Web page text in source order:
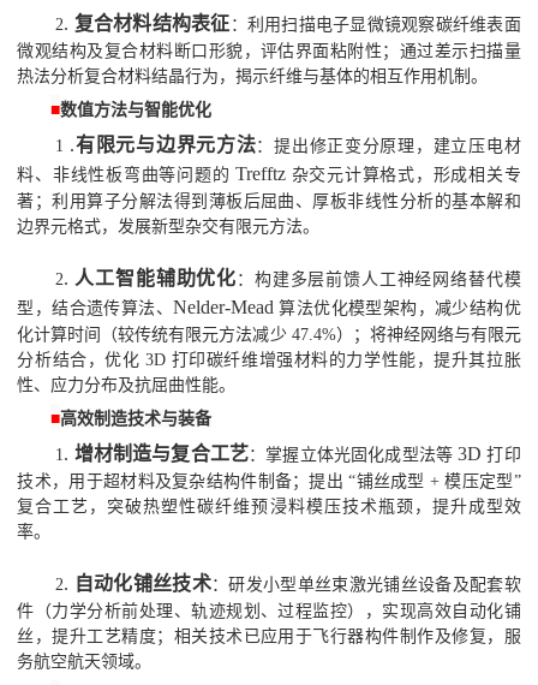
2. 复合材料结构表征 ：利用扫描电子显微镜观察碳纤维表面
微观结构及复合材料断口形貌，评估界面粘附性；通过差示扫描量
热法分析复合材料结晶行为，揭示纤维与基体的相互作用机制。
■数值方法与智能优化
1 .有限元与边界元方法：提出修正变分原理，建立压电材
料、非线性板弯曲等问题的 Trefftz 杂交元计算格式，形成相关专
著；利用算子分解法得到薄板后屈曲、厚板非线性分析的基本解和
边界元格式，发展新型杂交有限元方法。
2. 人工智能辅助优化 ：构建多层前馈人工神经网络替代模
型，结合遗传算法、Nelder-Mead算法优化模型架构，减少结构优
化计算时间（较传统有限元方法减少 47.4%）；将神经网络与有限元
分析结合，优化3D 打印碳纤维增强材料的力学性能，提升其拉胀
性、应力分布及抗屈曲性能。
■高效制造技术与装备
1. 增材制造与复合工艺：掌握立体光固化成型法等 3D打印
技术，用于超材料及复杂结构件制备；提出“铺丝成型+模压定型”
复合工艺，突破热塑性碳纤维预浸料模压技术瓶颈，提升成型效
率。
2. 自动化铺丝技术：研发小型单丝束激光铺丝设备及配套软
件（力学分析前处理、轨迹规划、过程监控），实现高效自动化铺
丝，提升工艺精度；相关技术已应用于飞行器构件制作及修复，服
务航空航天领域。